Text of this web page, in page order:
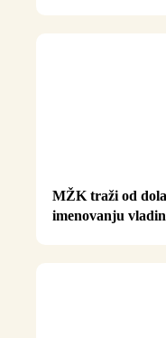
MŽK traži od
imenovanju